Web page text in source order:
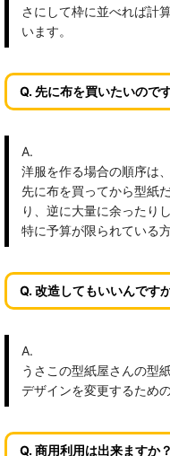
さにして枠に並べれば計
います。
Q. 先に布を買いたいので
A.
洋服を作る場合の順序は
先に布を買ってから型紙
り、逆に大量に余ったりし
特に予算が限られている
Q. 改造してもいいんです
A.
うさこの型紙屋さんの型
デザインを変更するため
Q. 商用利用は出来ますか？